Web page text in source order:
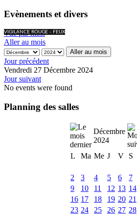
Evènements et divers
VIGILANCE ROUGE - FEUX
Vue par mois
Aller au mois
Aller au mois
Jour précédent
Vendredi 27 Décembre 2024
Jour suivant
No events were found
Planning des salles
Décembre
2024
L
Ma Me J V S
2
3 4 5 6 7
9
10 11 12 13 14
16 17 18 19 20 21
23 24 25 26 27 28